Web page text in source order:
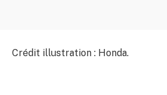
Crédit illustration : Honda.